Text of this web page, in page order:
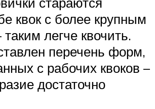
квок с более крупным
легче квочить.
перечень форм,
с рабочих квоков –
достаточно